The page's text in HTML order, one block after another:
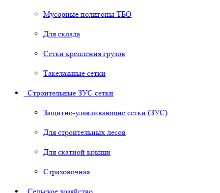
Мусорные полигоны ТБО
Для склада
Сетки крепления грузов
Такелажные сетки
Строительные ЗУС сетки
Защитно-улавливающие сетки (ЗУС)
Для строительных лесов
Для скатной крыши
Страховочная